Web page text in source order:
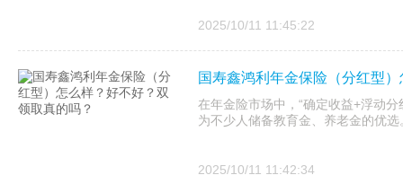
2025/10/11 11:45:22
国寿鑫鸿利年金保险（分红型
在年金险市场中，“确定收益+浮动
为不少人储备教育金、养老金的优选
2025/10/11 11:42:34